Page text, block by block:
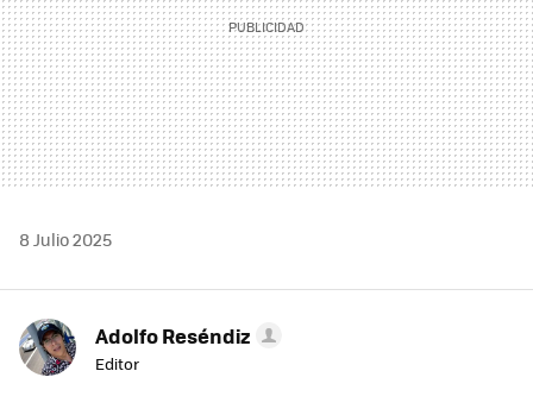
8 Julio 2025
Adolfo Reséndiz
Editor